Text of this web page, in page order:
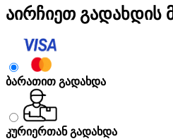
აირჩიეთ გადახდის
ბარათით გადახდა
კურიერთან გადახდა